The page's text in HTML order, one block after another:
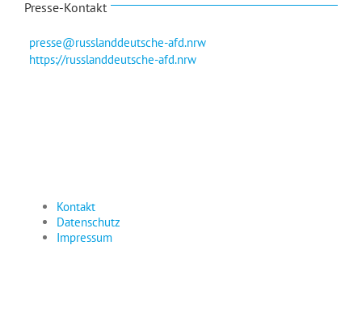
Presse-Kontakt
presse@russlanddeutsche-afd.nrw
https://russlanddeutsche-afd.nrw
Kontakt
Datenschutz
Impressum